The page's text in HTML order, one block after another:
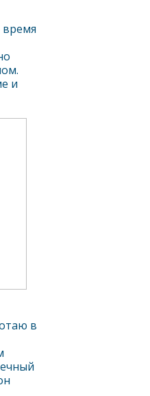
время
и
в